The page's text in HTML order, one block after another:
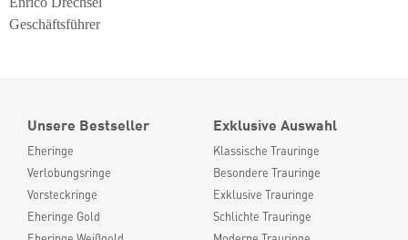
Geschäftsführer
Unsere Bestseller
Eheringe
Verlobungsringe
Vorsteckringe
Eheringe Gold
Exklusive Auswahl
Klassische Trauringe
Besondere Trauringe
Exklusive Trauringe
Schlichte Trauringe